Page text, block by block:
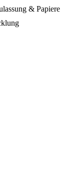
& Papiere